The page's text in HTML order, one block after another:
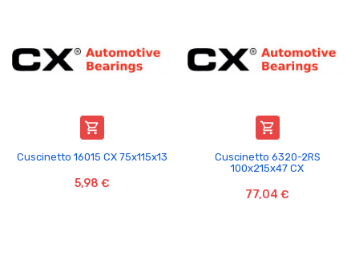

Cuscinetto 16015 CX 75x115x13
5,98 €

Cuscinetto 6320-2RS
100x215x47 CX
77,04 €